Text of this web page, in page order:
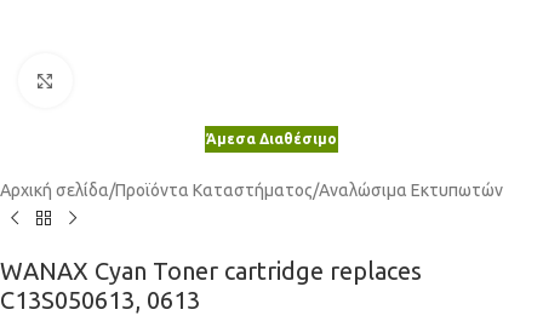
Άμεσα Διαθέσιμο
Αρχική σελίδα/Προϊόντα Καταστήματος/Αναλώσιμα Εκτυπωτών
WANAX Cyan Toner cartridge replaces
C13S050613, 0613